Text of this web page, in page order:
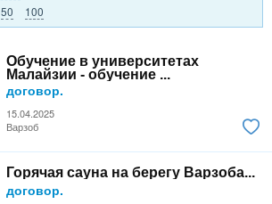
50 100
Обучение в университетах
Малайзии - обучение ...
договор.
15.04.2025
Варзоб
Горячая сауна на берегу Варзоба...
договор.